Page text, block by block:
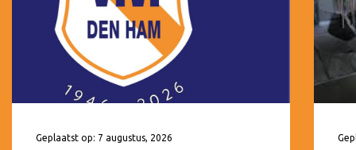
Geplaatst op: 7 augustus, 2026